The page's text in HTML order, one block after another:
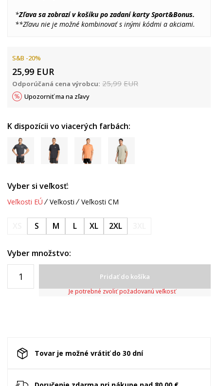
*Zľava sa zobrazí v košíku po zadaní karty Sport&Bonus.
**Zľavu nie je možné kombinovať s inými kódmi a akciami.
S&B -20%
25,99 EUR
Odporúčaná cena výrobcu: 25,99 EUR
Upozorniť ma na zľavy
K dispozícii vo viacerých farbách:
Vyber si veľkosť:
Veľkosti EÚ Veľkosti Veľkosti CM
S M L XL 2XL
Vyber množstvo:
Pridať do košíka
Je potrebné zvoliť požadovanú veľkosť
Tovar je možné vrátiť do 30 dní